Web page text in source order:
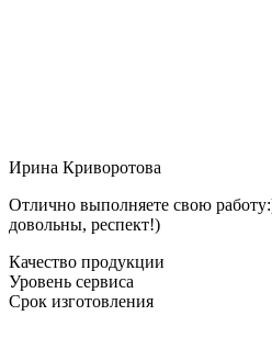
Ирина Криворотова
Отлично выполняете свою
довольны, респект!)
Качество продукции
Уровень сервиса
Срок изготовления